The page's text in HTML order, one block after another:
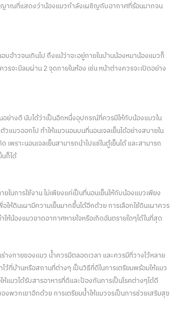
ญาณที่แสดงว่าน้องแมวกำลังเผชิญกับอากาศที่ร้อนมากจน
บอ้าวจนเกินไป ถึงแม้ว่าจะอยู่ภายในบ้านน้องหมาน้องแมวก็
รจะมีลมผ่าน 2 จุดภายในห้อง เช่น หน้าต่างควรจะเปิดอย่าง
อย่างดี นับได้ว่าเป็นอีกหนึ่งอุปกรณ์ที่ควรมีให้กับน้องแมวใน
แมวออกไป ทำให้แมวนอนบนที่นอนเจลเย็นได้อย่างสบายใน
พราะนอนเจลเย็นสามารถนำไปแช่ในตู้เย็นได้ และสามารถ
ก็ได้
นการใช้งาน ไม่เพียงแค่เป็นที่นอนเย็นให้กับน้องแมวเพียง
ให้ดินเผามีความเย็นมากขึ้นได้อีกด้วย การเลือกใช้ดินเผาควร
ให้น้องแมวขาดอากาศหายใจหรือเกิดอันตรายใดๆได้ในที่สุด
งกายของแมว น้ำควรมีตลอดเวลา และควรมีที่วางไว้หลาย
ว้ที่บ้านหรือสถานที่ต่างๆ เป็นวิธีที่ดีในการเตรียมพร้อมให้แมว
แมวได้รับสารอาหารที่ดีและป้องกันการเป็นโรคต่างๆได้ดี
พวกเขาอีกด้วย การเตรียมน้ำให้แมวจรเป็นการช่วยเสริมสุข